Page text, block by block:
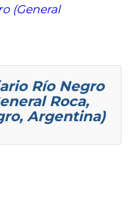
(General
Río Negro
Roca,
Argentina)